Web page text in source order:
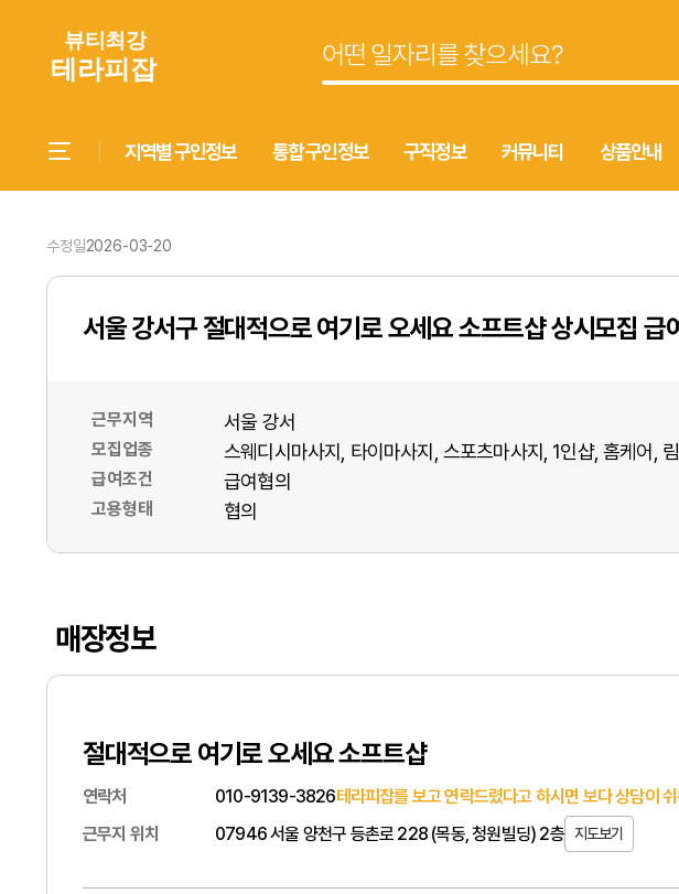
지역별 구인정보 통합 구인정보 구직정보 커뮤니티 상품안내
수정일2026-03-20
서울 강서구 절대적으로 여기로 오세요 소프트샵 상시모집 급
근무지역 서울 강서
모집업종 스웨디시마사지 타이마사지 스포츠마사지 1인샵 홈케어
급여조건 급여협의
고용형태 협의
매장정보
절대적으로 여기로 오세요 소프트샵
연락처 010-9139-3826테라피잡를 보고 연락드렸다고 하시면 보다 상담이
근무지 위치
07946 서울 양천구 등촌로 228 (목동, 청원빌딩) 2층 지도보기